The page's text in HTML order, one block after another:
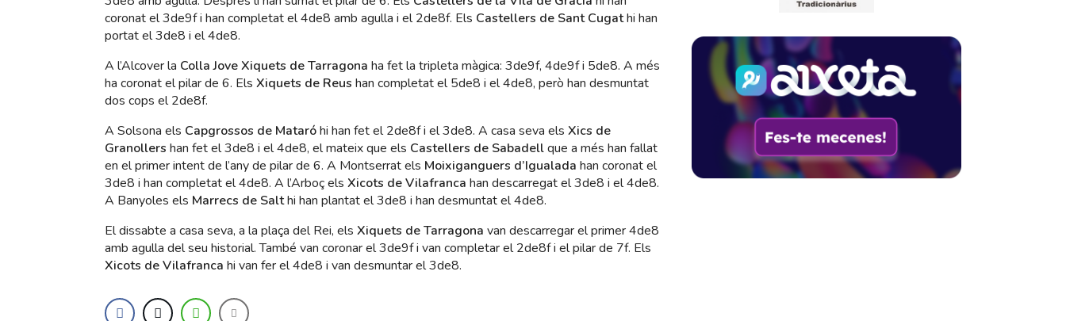
coronat el 3de9f i han completat el 4de8 amb agulla i el 2de8f. Els Castellers de Sant Cugathi han
portat el 3de8 i el 4de8.
A l’Alcover la Colla Jove Xiquets de Tarragona ha fet la tripleta màgica: 3de9f, 4de9f i 5de8. A més
ha coronat el pilar de 6. Els Xiquets de Reus han completat el 5de8 i el 4de8, però han desmuntat
dos cops el 2de8f.
A Solsona els Capgrossos de Mataróhi han fet el 2de8f i el 3de8. A casa seva els Xics de
Granollers han fet el 3de8 i el 4de8, el mateix que els Castellers de Sabadellque a més han fallat
en el primer intent de l’any de pilar de 6. A Montserrat els Moixiganguers d’Igualada han coronat el
3de8 i han completat el 4de8. A l’Arboç els Xicots de Vilafranca han descarregat el 3de8 i el 4de8.
A Banyoles els Marrecs de Salthi han plantat el 3de8 i han desmuntat el 4de8.
El dissabte a casa seva, a la plaça del Rei, els Xiquets de Tarragona van descarregar el primer 4de8
amb agulla del seu historial. També van coronar el 3de9f i van completar el 2de8f i el pilar de 7f. Els
Xicots de Vilafranca hi van fer el 4de8 i van desmuntar el 3de8.